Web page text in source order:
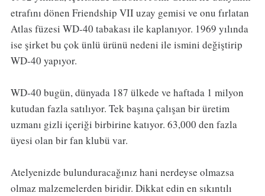
etrafını dönen Friendship VII uzay gemisi ve onu fırlatan
Atlas füzesi WD-40 tabakası ile kaplanıyor. 1969 yılında
ise şirket bu çok ünlü ürünü nedeni ile ismini değiştirip
WD-40 yapıyor.
WD-40 bugün, dünyada 187 ülkede ve haftada 1 milyon
kutudan fazla satılıyor. Tek başına çalışan bir üretim
uzmanı gizli içeriği birbirine katıyor. 63,000 den fazla
üyesi olan bir fan klubü var.
Atelyenizde bulunduracağınız hani nerdeyse olmazsa
olmaz malzemelerden biridir. Dikkat edin en sıkıntılı